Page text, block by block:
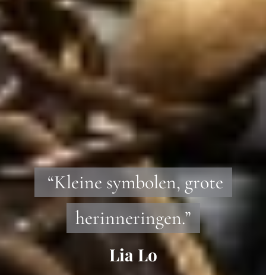
“Kleine symbolen, grote
herinneringen.”
Lia Lo